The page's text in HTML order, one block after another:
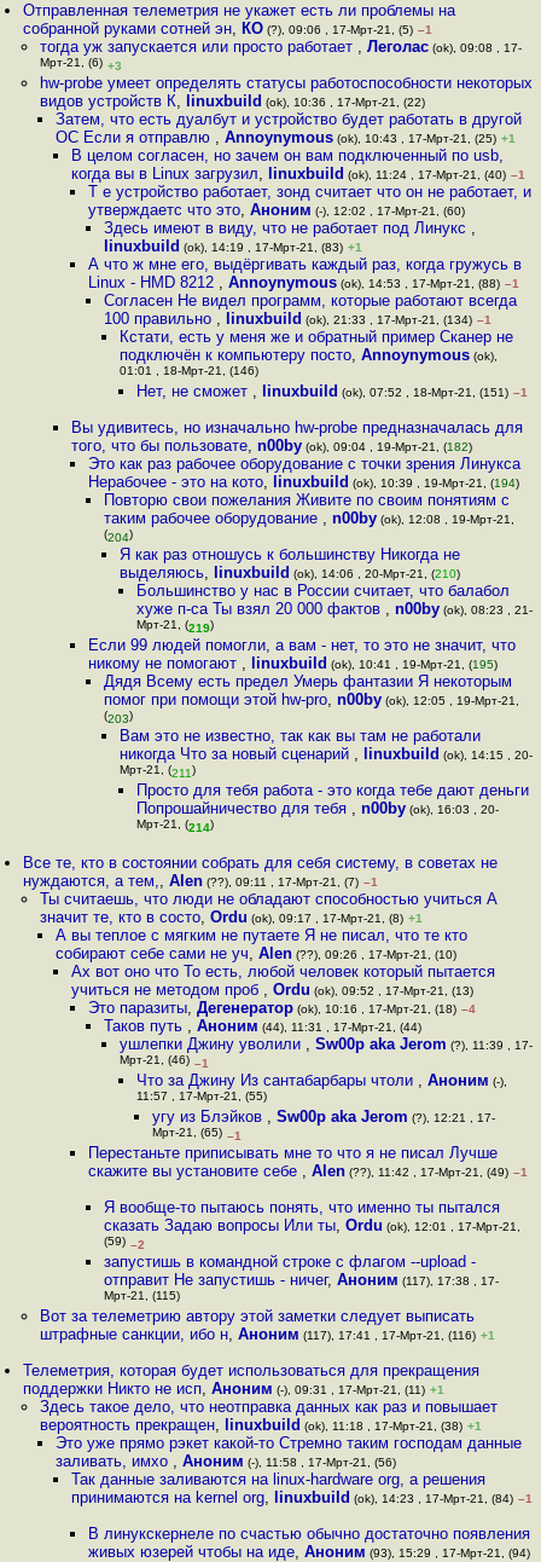
Отправленная телеметрия не укажет есть ли проблемы на
собранной руками сотней эн, КО (?), 09:06 , 17-Мрт-21, (5) –1
тогда уж запускается или просто работает , Леголас(ok), 09:08 , 17-
Мрт-21, (6) +3
hw-probe умеет определять статусы работоспособности некоторых
видов устройств К, linuxbuild (ok), 10:36 , 17-Мрт-21, (22)
Затем, что есть дуалбут и устройство будет работать в другой
ОС Если я отправлю , Annoynymous(ok), 10:43 , 17-Мрт-21, (25) +1
В целом согласен, но зачем он вам подключенный по usb,
когда вы в Linux загрузил, linuxbuild (ok), 11:24 , 17-Мрт-21, (40) –1
Т е устройство работает, зонд считает что он не работает, и
утверждаетс что это, Аноним (-), 12:02 , 17-Мрт-21, (60)
Здесь имеют в виду, что не работает под Линукс ,
linuxbuild (ok), 14:19 , 17-Мрт-21, (83) +1
А что ж мне его, выдёргивать каждый раз, когда гружусь в
Linux - HMD 8212 , Annoynymous(ok), 14:53 , 17-Мрт-21, (88) –1
Согласен Не видел программ, которые работают всегда
100 правильно , linuxbuild (ok), 21:33 , 17-Мрт-21, (134) –1
Кстати, есть у меня же и обратный пример Сканер не
подключён к компьютеру посто,Annoynymous (ok),
01:01 , 18-Мрт-21, (146)
Нет, не сможет , linuxbuild (ok), 07:52 , 18-Мрт-21, (151) –1
Вы удивитесь, но изначально hw-probe предназначалась для
того, что бы пользовате,n00by (ok), 09:04 , 19-Мрт-21, (182)
Это как раз рабочее оборудование с точки зрения Линукса
Нерабочее - это на кото, linuxbuild (ok), 10:39 , 19-Мрт-21, (194)
Повторю свои пожелания Живите по своим понятиям с
таким рабочее оборудование , n00by(ok), 12:08 , 19-Мрт-21,
(204)
Я как раз отношусь к большинству Никогда не
выделяюсь, linuxbuild (ok), 14:06 , 20-Мрт-21, (210)
Большинство у нас в России считает, что балабол
хуже п-са Ты взял 20 000 фактов , n00by(ok), 08:23 , 21-
Мрт-21, (219)
Если 99 людей помогли, а вам - нет, то это не значит, что
никому не помогают , linuxbuild (ok), 10:41 , 19-Мрт-21, (195)
Дядя Всему есть предел Умерь фантазии Я некоторым
помог при помощи этой hw-pro, n00by(ok), 12:05 , 19-Мрт-21,
(203)
Вам это не известно, так как вы там не работали
никогда Что за новый сценарий , linuxbuild (ok), 14:15 , 20-
Мрт-21, (211)
Просто для тебя работа - это когда тебе дают деньги
Попрошайничество для тебя , n00by(ok), 16:03 , 20-
Мрт-21, (214)
Все те, кто в состоянии собрать для себя систему, в советах не
нуждаются, а тем,,Alen (??), 09:11 , 17-Мрт-21, (7) –1
Ты считаешь, что люди не обладают способностью учиться А
значит те, кто в состо, Ordu (ok), 09:17 , 17-Мрт-21, (8) +1
А вы теплое с мягким не путаете Я не писал, что те кто
собирают себе сами не уч, Alen(??), 09:26 , 17-Мрт-21, (10)
Ах вот оно что То есть, любой человек который пытается
учиться не методом проб ,Ordu (ok), 09:52 , 17-Мрт-21, (13)
Это паразиты, Дегенератор(ok), 10:16 , 17-Мрт-21, (18) –4
Таков путь , Аноним (44), 11:31 , 17-Мрт-21, (44)
ушлепки Джину уволили ,Sw00p aka Jerom (?), 11:39 , 17-
Мрт-21, (46) –1
Что за Джину Из сантабарбары чтоли , Аноним (-),
11:57 , 17-Мрт-21, (55)
угу из Блэйков , Sw00p aka Jerom (?), 12:21 , 17-
Мрт-21, (65) –1
Перестаньте приписывать мне то что я не писал Лучше
скажите вы установите себе , Alen(??), 11:42 , 17-Мрт-21, (49) –1
Я вообще-то пытаюсь понять, что именно ты пытался
сказать Задаю вопросы Или ты, Ordu (ok), 12:01 , 17-Мрт-21,
(59) –2
запустишь в командной строке с флагом --upload -
отправит Не запустишь - ничег, Аноним (117), 17:38 , 17-
Мрт-21, (115)
Вот за телеметрию автору этой заметки следует выписать
штрафные санкции, ибо н, Аноним (117), 17:41 , 17-Мрт-21, (116) +1
Телеметрия, которая будет использоваться для прекращения
поддержки Никто не исп,Аноним (-), 09:31 , 17-Мрт-21, (11) +1
Здесь такое дело, что неотправка данных как раз и повышает
вероятность прекращен, linuxbuild (ok), 11:18 , 17-Мрт-21, (38) +1
Это уже прямо рэкет какой-то Стремно таким господам данные
заливать, имхо , Аноним (-), 11:58 , 17-Мрт-21, (56)
Так данные заливаются на linux-hardware org, а решения
принимаются на kernel org, linuxbuild (ok), 14:23 , 17-Мрт-21, (84) –1
В линукскернеле по счастью обычно достаточно появления
живых юзерей чтобы на иде, Аноним (93), 15:29 , 17-Мрт-21, (94)